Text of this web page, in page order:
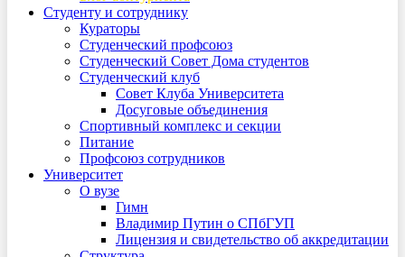
Студенту и сотруднику
Кураторы
Студенческий профсоюз
Студенческий Совет Дома студентов
Студенческий клуб
Совет Клуба Университета
Досуговые объединения
Спортивный комплекс и секции
Питание
Профсоюз сотрудников
Университет
О вузе
Гимн
Владимир Путин о СПбГУП
Лицензия и свидетельство об аккредитации